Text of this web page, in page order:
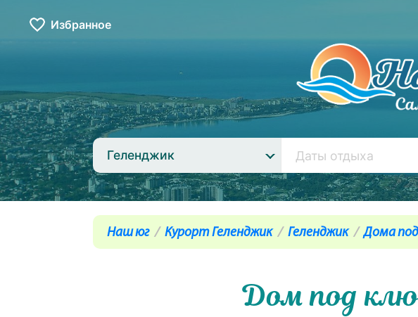
Избранное
Геленджик
Наш юг Курорт Геленджик Геленджик Дома
Дом под